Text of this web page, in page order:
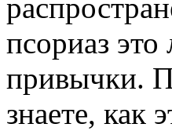
псориаз
привычки.
знаете, как